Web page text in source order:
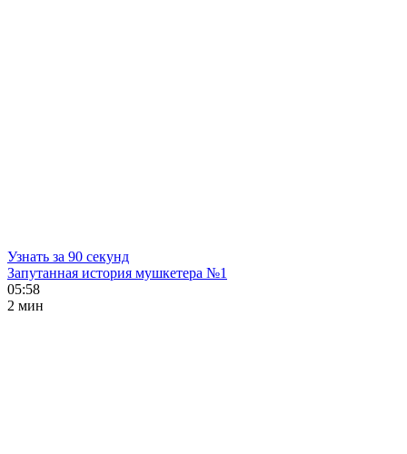
Узнать за 90 секунд
Запутанная история мушкетера №1
05:58
2 мин